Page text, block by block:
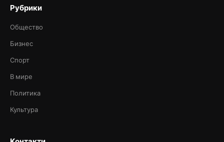
Рубрики
Общество
Бизнес
Спорт
В мире
Политика
Культура